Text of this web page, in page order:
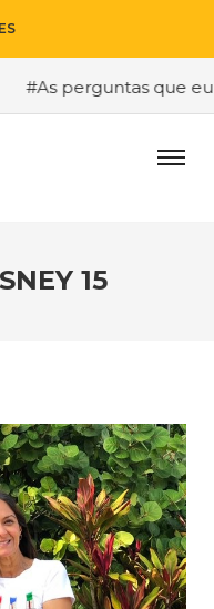
#As perguntas que eu
15